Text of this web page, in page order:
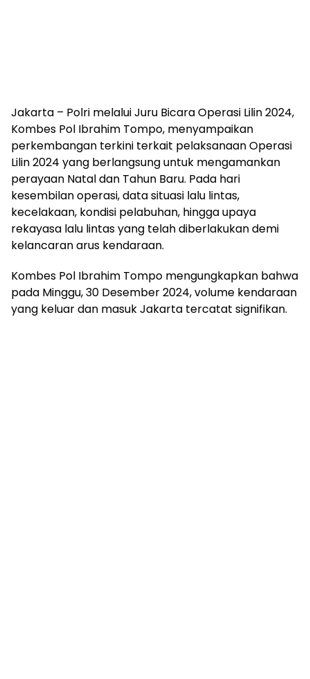
Jakarta – Polri melalui Juru Bicara Operasi Lilin 2024,
Kombes Pol Ibrahim Tompo, menyampaikan
perkembangan terkini terkait pelaksanaan Operasi
Lilin 2024 yang berlangsung untuk mengamankan
perayaan Natal dan Tahun Baru. Pada hari
kesembilan operasi, data situasi lalu lintas,
kecelakaan, kondisi pelabuhan, hingga upaya
rekayasa lalu lintas yang telah diberlakukan demi
kelancaran arus kendaraan.
Kombes Pol Ibrahim Tompo mengungkapkan bahwa
pada Minggu, 30 Desember 2024, volume kendaraan
yang keluar dan masuk Jakarta tercatat signifikan.